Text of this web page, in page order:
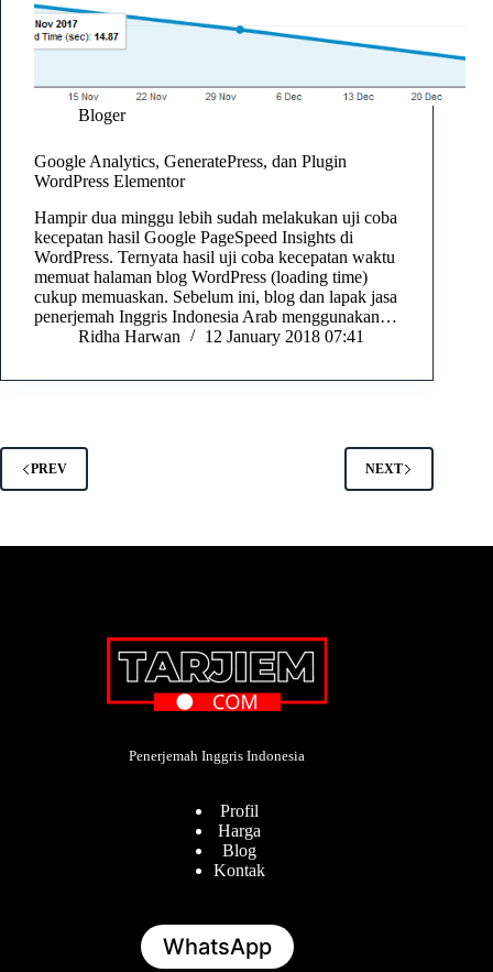
Bloger
Google Analytics, GeneratePress, dan Plugin
WordPress Elementor
Hampir dua minggu lebih sudah melakukan uji coba
kecepatan hasil Google PageSpeed Insights di
WordPress. Ternyata hasil uji coba kecepatan waktu
memuat halaman blog WordPress (loading time)
cukup memuaskan. Sebelum ini, blog dan lapak jasa
penerjemah Inggris Indonesia Arab menggunakan…
Ridha Harwan
12 January 2018 07:41
PREV NEXT
Penerjemah Inggris Indonesia
Profil
Harga
Blog
Kontak
WhatsApp